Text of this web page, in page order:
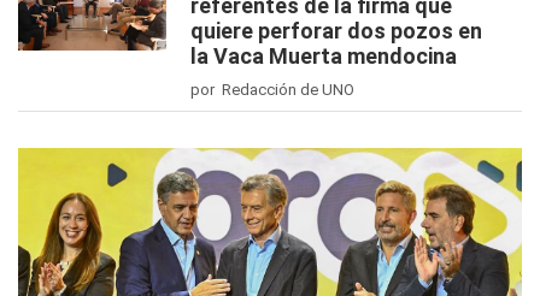
referentes de la firma que
quiere perforar dos pozos en
la Vaca Muerta mendocina
por Redacción de UNO